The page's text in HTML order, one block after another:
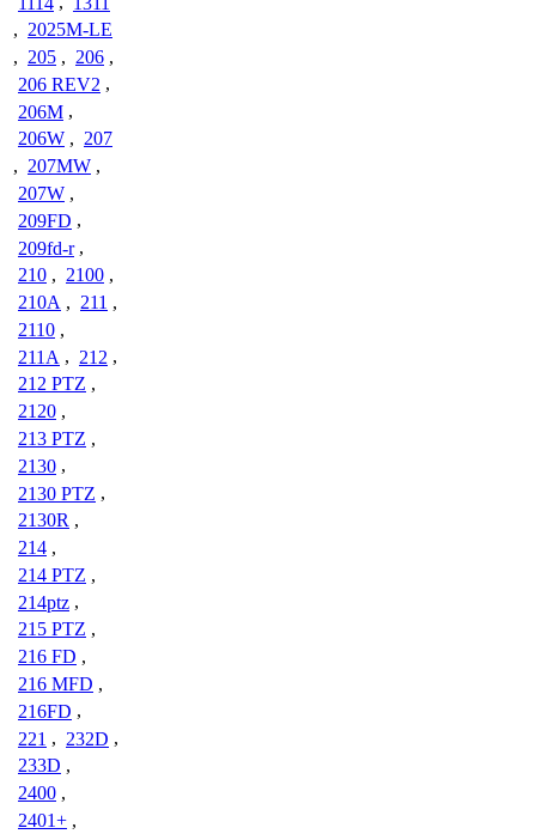
, 2025M-LE
, 205 , 206 ,
206 REV2 ,
206M ,
206W , 207
, 207MW ,
207W ,
209FD ,
209fd-r ,
210 , 2100 ,
210A , 211 ,
2110 ,
211A , 212 ,
212 PTZ ,
2120 ,
213 PTZ ,
2130 ,
2130 PTZ ,
2130R ,
214 ,
214 PTZ ,
214ptz ,
215 PTZ ,
216 FD ,
216 MFD ,
216FD ,
221 , 232D ,
233D ,
2400 ,
2401+ ,